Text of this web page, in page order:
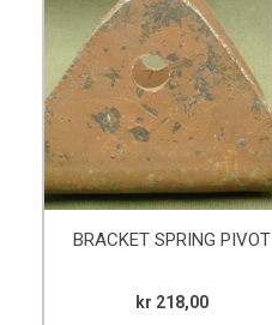
BRACKET SPRING PIVOT
kr 218,00